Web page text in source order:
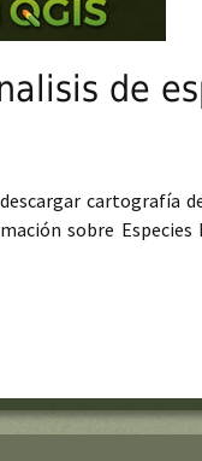
de
cartografía
sobre Especies
de especies